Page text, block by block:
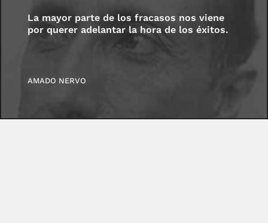
La mayor parte de los fracasos nos viene
por querer adelantar la hora de los éxitos.
AMADO NERVO